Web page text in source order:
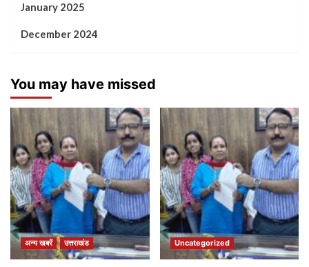
January 2025
December 2024
You may have missed
अन्य खबरें उत्तराखंड Uncategorized